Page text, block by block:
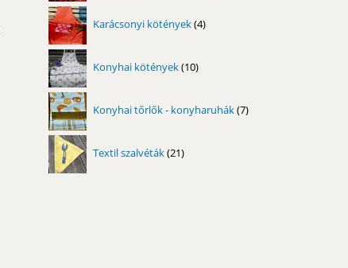
Karácsonyi kötények 4
termék
Konyhai kötények 10
termék
Konyhai tőrlők - konyharuhák 7
termék
Textil szalvéták 21
termék